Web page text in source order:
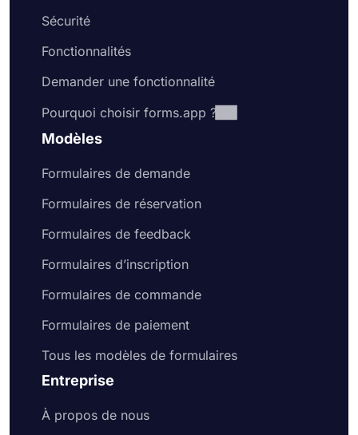
Sécurité
Fonctionnalités
Demander une fonctionnalité
Pourquoi choisir forms.app ?
Modèles
Formulaires de demande
Formulaires de réservation
Formulaires de feedback
Formulaires d’inscription
Formulaires de commande
Formulaires de paiement
Tous les modèles de formulaires
Entreprise
À propos de nous